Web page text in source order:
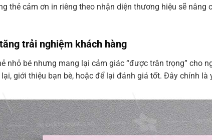
thẻ cảm ơn in riêng theo nhận diện thương hiệu sẽ
trải nghiệm khách hàng
nhỏ bé nhưng mang lại cảm giác “được trân trọng” cho
giới thiệu bạn bè, hoặc để lại đánh giá tốt. Đây chính là